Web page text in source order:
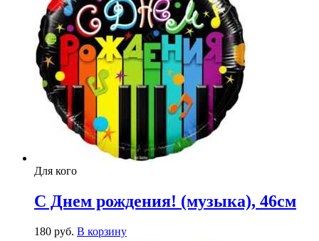
Для кого
С Днем рождения! (музыка), 46см
180 руб. В корзину